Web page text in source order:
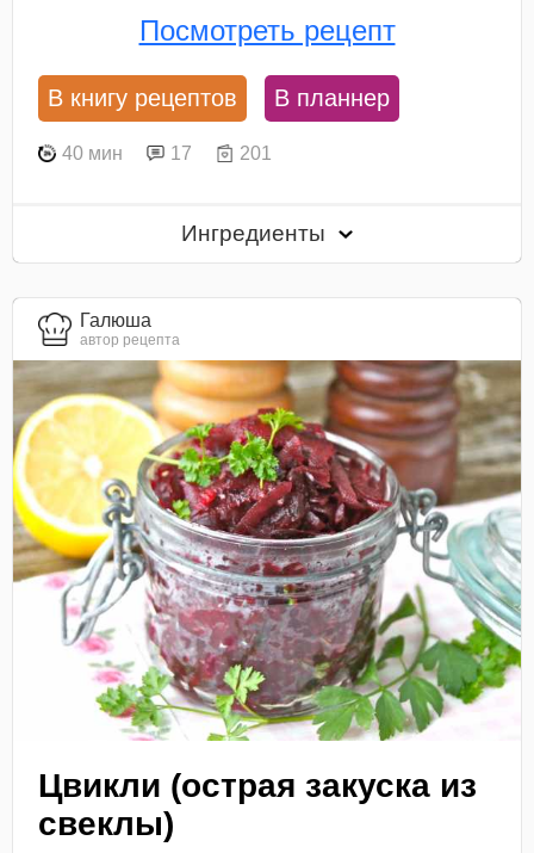
Посмотреть рецепт
В книгу рецептов В планнер
40 мин 17 201
Ингредиенты
Галюша
автор рецепта
Цвикли (острая закуска из
свеклы)